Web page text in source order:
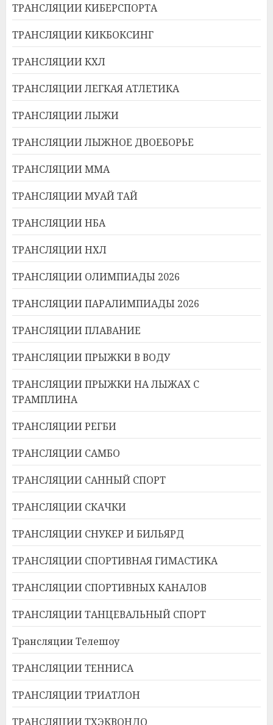
ТРАНСЛЯЦИИ КИБЕРСПОРТА
ТРАНСЛЯЦИИ КИКБОКСИНГ
ТРАНСЛЯЦИИ КХЛ
ТРАНСЛЯЦИИ ЛЕГКАЯ АТЛЕТИКА
ТРАНСЛЯЦИИ ЛЫЖИ
ТРАНСЛЯЦИИ ЛЫЖНОЕ ДВОЕБОРЬЕ
ТРАНСЛЯЦИИ ММА
ТРАНСЛЯЦИИ МУАЙ ТАЙ
ТРАНСЛЯЦИИ НБА
ТРАНСЛЯЦИИ НХЛ
ТРАНСЛЯЦИИ ОЛИМПИАДЫ 2026
ТРАНСЛЯЦИИ ПАРАЛИМПИАДЫ 2026
ТРАНСЛЯЦИИ ПЛАВАНИЕ
ТРАНСЛЯЦИИ ПРЫЖКИ В ВОДУ
ТРАНСЛЯЦИИ ПРЫЖКИ НА ЛЫЖАХ С
ТРАМПЛИНА
ТРАНСЛЯЦИИ РЕГБИ
ТРАНСЛЯЦИИ САМБО
ТРАНСЛЯЦИИ САННЫЙ СПОРТ
ТРАНСЛЯЦИИ СКАЧКИ
ТРАНСЛЯЦИИ СНУКЕР И БИЛЬЯРД
ТРАНСЛЯЦИИ СПОРТИВНАЯ ГИМАСТИКА
ТРАНСЛЯЦИИ СПОРТИВНЫХ КАНАЛОВ
ТРАНСЛЯЦИИ ТАНЦЕВАЛЬНЫЙ СПОРТ
Трансляции Телешоу
ТРАНСЛЯЦИИ ТЕННИСА
ТРАНСЛЯЦИИ ТРИАТЛОН
ТРАНСЛЯЦИИ ТХЭКВОНДО